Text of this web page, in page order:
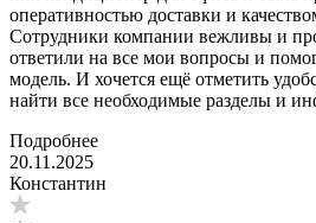
оперативностью доставки и
Сотрудники компании вежливы и
ответили на все мои вопросы и
модель. И хочется ещё отметить
найти все необходимые разделы и
Подробнее
20.11.2025
Константин